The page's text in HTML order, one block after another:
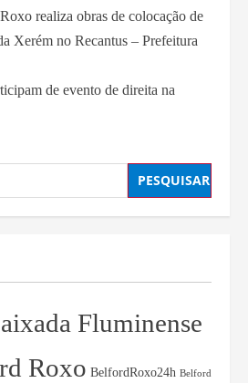
realiza obras de colocação de
Xerém no Recantus – Prefeitura
de evento de direita na
Fluminense
Roxo BelfordRoxo24h Belford